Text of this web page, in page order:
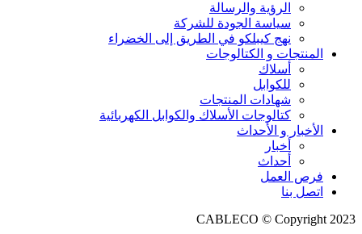
الرؤية والرسالة
سياسة الجودة للشركة
نهج كيبلكو في الطريق إلى الخضراء
المنتجات و الكتالوجات
أسلاك
للكوابل
شهادات المنتجات
كتالوجات الأسلاك والكوابل الكهربائية
الأخبار و الأحداث
أخبار
أحداث
فرص العمل
اتصل بنا
CABLECO © Copyright 2023